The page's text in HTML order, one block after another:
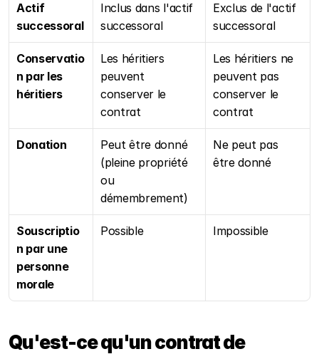
Actif
successoral
Inclus dans l'actif
successoral
Exclus de l'actif
successoral
Conservatio
n par les
héritiers
Les héritiers
peuvent
conserver le
contrat
Les héritiers ne
peuvent pas
conserver le
contrat
Donation
Peut être donné
(pleine propriété
ou
démembrement)
Ne peut pas
être donné
Souscriptio
n par une
personne
morale
Possible Impossible
Qu'est-ce qu'un contrat de